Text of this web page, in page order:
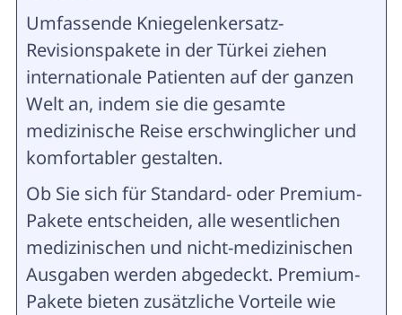
Umfassende Kniegelenkersatz-
Revisionspakete in der Türkei ziehen
internationale Patienten auf der ganzen
Welt an, indem sie die gesamte
medizinische Reise erschwinglicher und
komfortabler gestalten.
Ob Sie sich für Standard- oder Premium-
Pakete entscheiden, alle wesentlichen
medizinischen und nicht-medizinischen
Ausgaben werden abgedeckt. Premium-
Pakete bieten zusätzliche Vorteile wie